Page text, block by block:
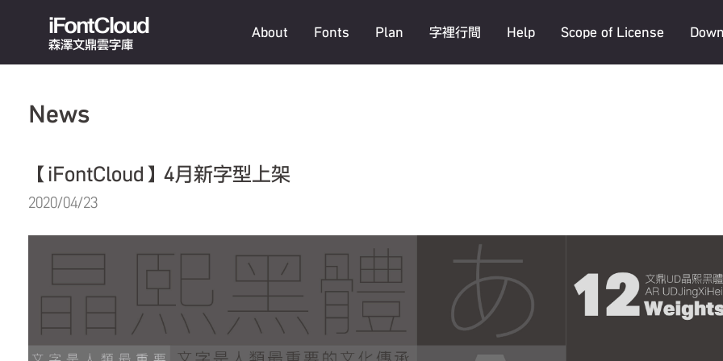
iFontCloud
森澤文鼎雲字庫
About Fonts Plan 字裡行間 Help Scope of License
News
【iFontCloud】4月新字型上架
2020/04/23